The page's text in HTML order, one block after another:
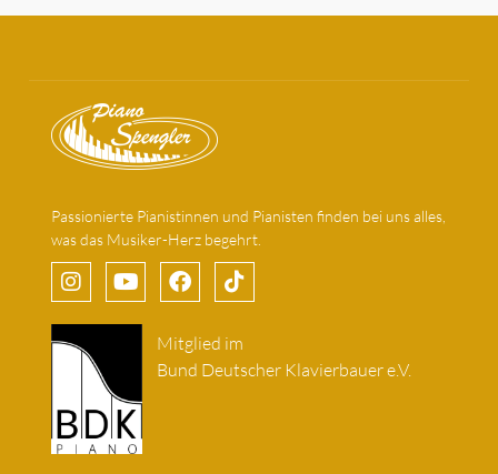
Passionierte Pianistinnen und Pianisten finden bei uns alles,
was das Musiker-Herz begehrt.
Mitglied im
Bund Deutscher Klavierbauer e.V.